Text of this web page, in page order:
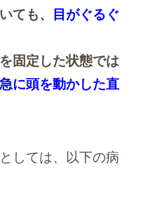
ても、
目がぐるぐ
固定した状態では
急に頭を動かした直
しては、以下の病